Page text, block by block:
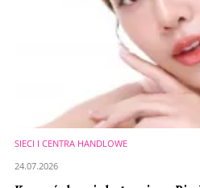
SIECI I CENTRA HANDLOWE
24.07.2026